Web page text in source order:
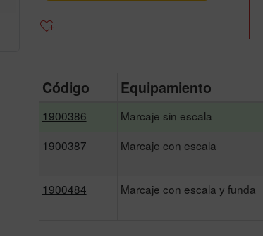
heart_plus
Código Equipamiento
1900386
Marcaje sin escala
1900387
Marcaje con escala
1900484 Marcaje con escala y funda